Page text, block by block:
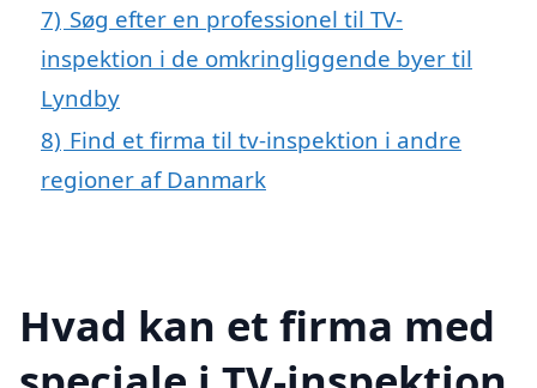
7) Søg efter en professionel til TV-
inspektion i de omkringliggende byer til
Lyndby
8) Find et firma til tv-inspektion i andre
regioner af Danmark
Hvad kan et firma med